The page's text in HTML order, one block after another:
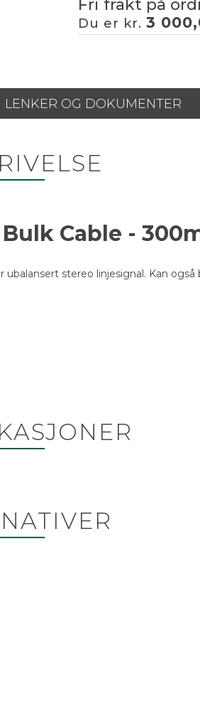
Fri frakt på
Du er kr. 3
LENKER OG DOKUMENTER
Cable -
stereo linjesignal. Kan også